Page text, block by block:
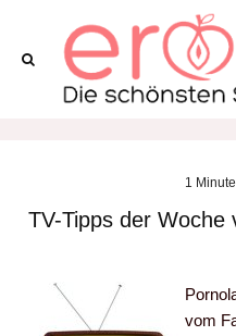
1
TV-Tipps der Woche
vom